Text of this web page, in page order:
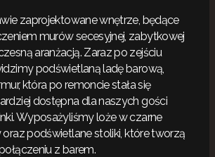
zaprojektowane wnętrze, będące
murów secesyjnej, zabytkowej
aranżacją. Zaraz po zejściu
podświetlaną ladę barową,
która po remoncie stała się
dostępna dla naszych gości
Wyposażyliśmy loże w czarne
podświetlane stoliki, które tworzą
z barem.